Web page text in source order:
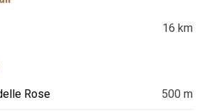
16 km
Rose
500 m